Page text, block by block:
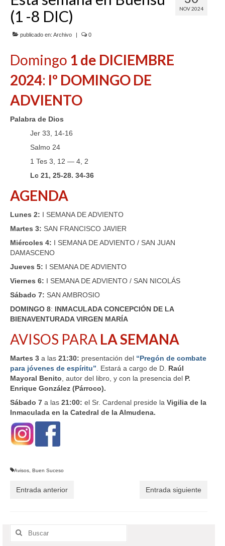
SERVICIOS
COF
BUENOS SUCESOS
NOV 2024
(1 -8 DIC)
publicado en: Archivo 0
Domingo 1 de DICIEMBRE
2024: Iº DOMINGO DE
ADVIENTO
Palabra de Dios
Jer 33, 14-16
Salmo 24
1 Tes 3, 12 — 4, 2
Lc 21, 25-28. 34-36
AGENDA
Lunes 2: I SEMANA DE ADVIENTO
Martes 3: SAN FRANCISCO JAVIER
Miércoles 4: I SEMANA DE ADVIENTO / SAN JUAN
DAMASCENO
Jueves 5: I SEMANA DE ADVIENTO
Viernes 6: I SEMANA DE ADVIENTO / SAN NICOLÁS
Sábado 7: SAN AMBROSIO
DOMINGO 8: INMACULADA CONCEPCIÓN DE LA
BIENAVENTURADA VIRGEN MARÍA
AVISOS PARA LA SEMANA
Martes 3 a las 21:30: presentación del “Pregón de combate
para jóvenes de espíritu” . Estará a cargo de D. Raúl
Mayoral Benito , autor del libro, y con la presencia del P.
Enrique González (Párroco).
Sábado 7 a las 21:00: el Sr. Cardenal preside la Vigilia de la
Inmaculada en la Catedral de la Almudena.
Avisos Buen Suceso
Entrada anterior Entrada siguiente
Buscar